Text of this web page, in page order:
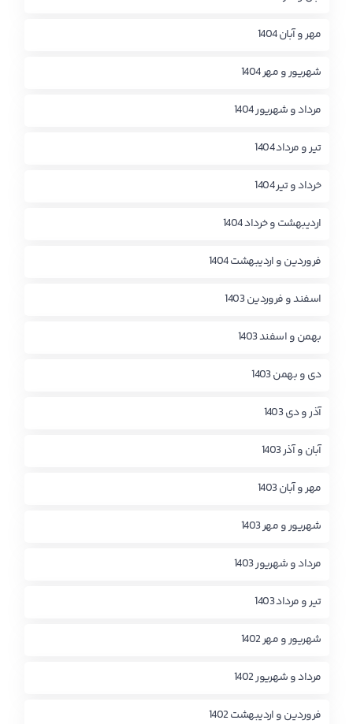
مهر و آبان 1404
شهریور و مهر 1404
مرداد و شهریور 1404
تیر و مرداد 1404
خرداد و تیر 1404
اردیبهشت و خرداد 1404
فروردین و اردیبهشت 1404
اسفند و فروردین 1403
بهمن و اسفند 1403
دی و بهمن 1403
آذر و دی 1403
آبان و آذر 1403
مهر و آبان 1403
شهریور و مهر 1403
مرداد و شهریور 1403
تیر و مرداد 1403
شهریور و مهر 1402
مرداد و شهریور 1402
فروردین و اردیبهشت 1402